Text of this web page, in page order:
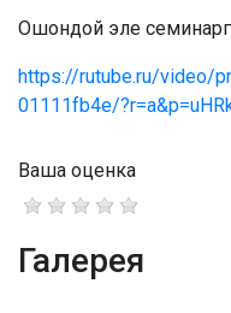
Ошондой эле
https://rutube.ru/video/
01111fb4e/
Ваша оценка
Галерея